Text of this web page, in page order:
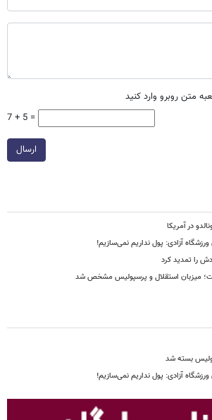
متن روبرو وارد کنید
7 + 5 =
ارسال
در آمریکا
آزادی: پول نداریم نمی‌سازیم!
را تمدید کرد
میزبان استقلال و پرسپولیس مشخص شد
بسته شد
آزادی: پول نداریم نمی‌سازیم!